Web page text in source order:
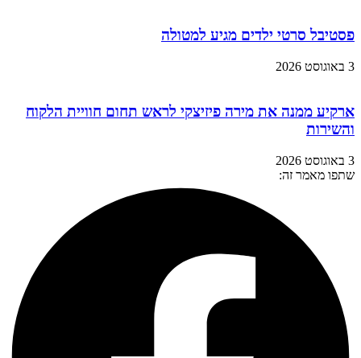
פסטיבל סרטי ילדים מגיע למטולה
3 באוגוסט 2026
ארקיע ממנה את מירה פיזיצקי לראש תחום חוויית הלקוח
והשירות
3 באוגוסט 2026
שתפו מאמר זה: